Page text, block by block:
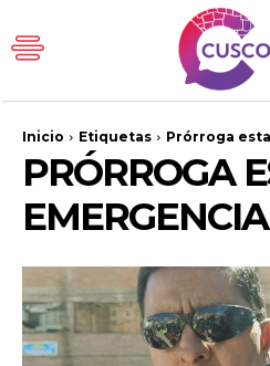
Inicio Etiquetas Prórroga
PRÓRROGA
EMERGENCIA